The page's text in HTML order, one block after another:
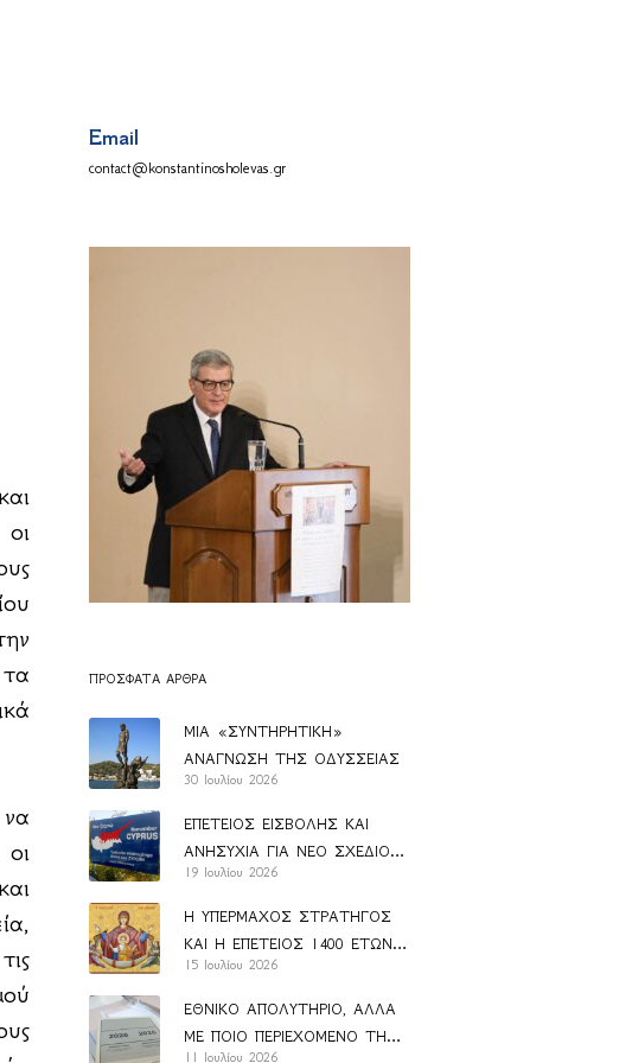
Email
contact@konstantinosholevas.gr
ΠΡΌΣΦΑΤΑ ΆΡΘΡΑ
ΜΙΑ «ΣΥΝΤΗΡΗΤΙΚΗ»
ΑΝΑΓΝΩΣΗ ΤΗΣ ΟΔΥΣΣΕΙΑΣ
30 Ιουλίου 2026
ΕΠΕΤΕΙΟΣ ΕΙΣΒΟΛΗΣ ΚΑΙ
ΑΝΗΣΥΧΙΑ ΓΙΑ ΝΕΟ ΣΧΕΔΙΟ
ΑΝΑΝ
19 Ιουλίου 2026
Η ΥΠΕΡΜΑΧΟΣ ΣΤΡΑΤΗΓΟΣ
ΚΑΙ Η ΕΠΕΤΕΙΟΣ 1400 ΕΤΩΝ
ΑΠΟ ΤΗΝ ΚΑΘΙΕΡΩΣΗ ΤΟΥ
15 Ιουλίου 2026
ΕΘΝΙΚΟ ΑΠΟΛΥΤΗΡΙΟ, ΑΛΛΑ
ΜΕ ΠΟΙΟ ΠΕΡΙΕΧΟΜΕΝΟ ΤΗΣ
11 Ιουλίου 2026